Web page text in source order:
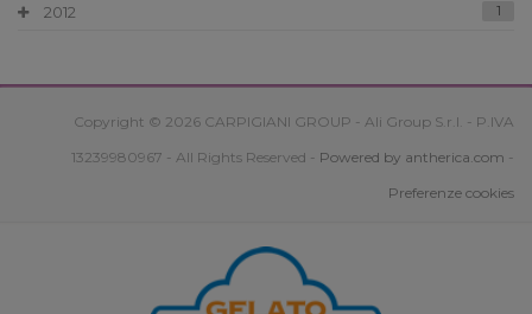
2012 1
Copyright © 2026 CARPIGIANI GROUP - Ali Group S.r.l. - P.IVA
13239980967 - All Rights Reserved - Powered by antherica.com -
Preferenze cookies